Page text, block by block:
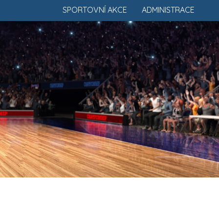
ADMINISTRACE
SPORTOVNÍ AKCE